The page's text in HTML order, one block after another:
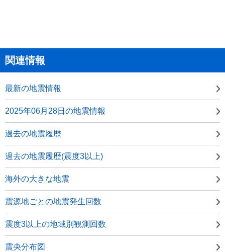
関連情報
最新の地震情報
2025年06月28日の地震情報
過去の地震履歴
過去の地震履歴(震度3以上)
海外の大きな地震
震源地ごとの地震発生回数
震度3以上の地域別観測回数
震央分布図